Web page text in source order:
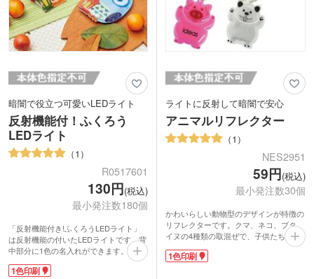
暗闇で役立つ可愛いLEDライト
反射機能付！ふくろう
LEDライト
1
R0517601
130円(税込)
最小発注数180個
「反射機能付き!ふくろうLEDライト」
は反射機能の付いたLEDライトです。背
中部分に1色の名入れができます。
ふくろうのおなかを押すと内蔵LEDライ
トが点灯します。手に持つランタンが光
1色印刷
ライトに反射して暗闇で安心
アニマルリフレクター
1
NES2951
59円(税込)
最小発注数30個
かわいらしい動物型のデザインが特徴の
リフレクターです。クマ、ネコ、ブタ、
イヌの4種類の取混ぜで、子供たちに大
人気。車や自転車のライトに反射して、
暗い場所でも相手に居場所を知らせ、安
1色印刷